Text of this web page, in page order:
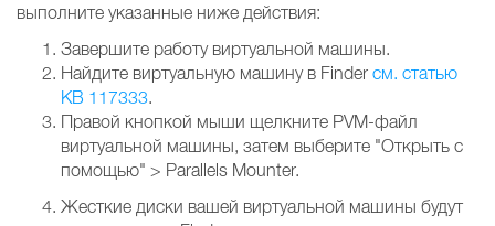
выполните указанные ниже действия:
Завершите работу виртуальной машины.
Найдите виртуальную машину в Finder см. статью
KB 117333.
Правой кнопкой мыши щелкните PVM-файл
виртуальной машины, затем выберите "Открыть с
помощью" > Parallels Mounter.
Жесткие диски вашей виртуальной машины будут